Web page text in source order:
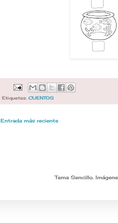
Etiquetas: CUENTOS
Entrada más reciente
Tema Sencillo.